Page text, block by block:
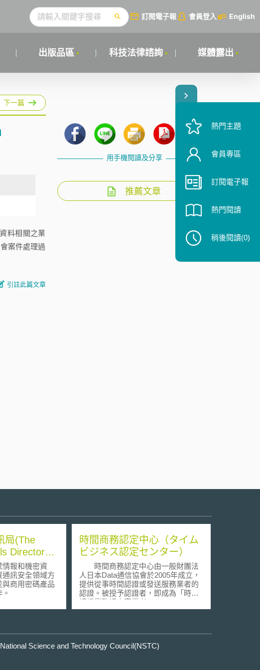
訂閱電子報 會員登入 English
出版品區 科技法律諮詢 媒體露出
下一篇
料相關之業
案件處理過
引註此篇文章
用手機閱讀及分享
推薦文章
局(The
Directorate
情報和機密資
訊安全領域方
商用密碼產品
時間商務認定中心（タイム
ビジネス認定センター）
時間商務認定中心由一般財團法
人日本Data通信協會於2005年成立，
提供從事時間認證或發送服務業者的
認證。被授予認證者，即成為「時刻
認證業務認定事業者」(Time Stamp
Authority，簡稱TSA)。
Science and Technology Council(NSTC)
熱門主題
會員專區
訂閱電子報
熱門閱讀
稍後閱讀(0)